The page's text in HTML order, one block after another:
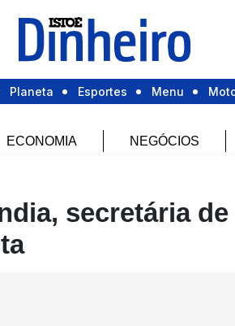
Planeta Esportes Menu
ECONOMIA NEGÓCIOS
secretária de